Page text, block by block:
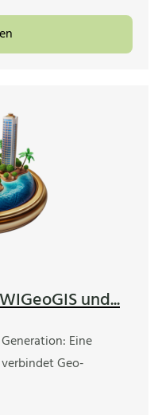
und...
Eine
Geo-